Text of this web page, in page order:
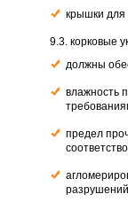
крышки для
9.3. корковые
должны
влажность
предел